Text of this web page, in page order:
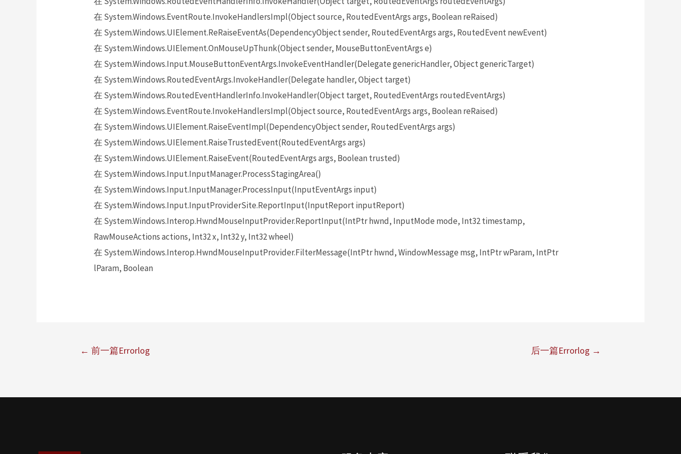
在 System.Windows.EventRoute.InvokeHandlersImpl(Object source, RoutedEventArgs args, Boolean reRaised)
在 System.Windows.UIElement.ReRaiseEventAs(DependencyObject sender, RoutedEventArgs args, RoutedEvent newEvent)
在 System.Windows.UIElement.OnMouseUpThunk(Object sender, MouseButtonEventArgs e)
在 System.Windows.Input.MouseButtonEventArgs.InvokeEventHandler(Delegate genericHandler, Object genericTarget)
在 System.Windows.RoutedEventArgs.InvokeHandler(Delegate handler, Object target)
在 System.Windows.RoutedEventHandlerInfo.InvokeHandler(Object target, RoutedEventArgs routedEventArgs)
在 System.Windows.EventRoute.InvokeHandlersImpl(Object source, RoutedEventArgs args, Boolean reRaised)
在 System.Windows.UIElement.RaiseEventImpl(DependencyObject sender, RoutedEventArgs args)
在 System.Windows.UIElement.RaiseTrustedEvent(RoutedEventArgs args)
在 System.Windows.UIElement.RaiseEvent(RoutedEventArgs args, Boolean trusted)
在 System.Windows.Input.InputManager.ProcessStagingArea()
在 System.Windows.Input.InputManager.ProcessInput(InputEventArgs input)
在 System.Windows.Input.InputProviderSite.ReportInput(InputReport inputReport)
在 System.Windows.Interop.HwndMouseInputProvider.ReportInput(IntPtr hwnd, InputMode mode, Int32 timestamp,
RawMouseActions actions, Int32 x, Int32 y, Int32 wheel)
在 System.Windows.Interop.HwndMouseInputProvider.FilterMessage(IntPtr hwnd, WindowMessage msg, IntPtr wParam, IntPtr
lParam, Boolean
← 前一篇Errorlog 后一篇Errorlog →